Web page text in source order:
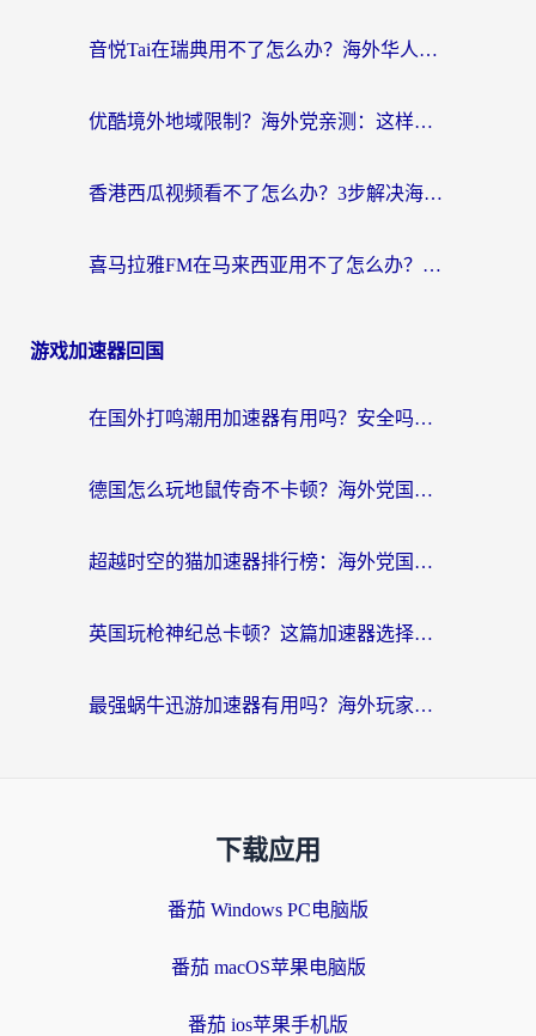
音悦Tai在瑞典用不了怎么办？海外华人追剧听歌的实用指南
优酷境外地域限制？海外党亲测：这样看国内剧再也不卡（附3个实用场景解决）
香港西瓜视频看不了怎么办？3步解决海外追剧难题，附靠谱加速器推荐
喜马拉雅FM在马来西亚用不了怎么办？海外华人亲测有效的回国加速指南
游戏加速器回国
在国外打鸣潮用加速器有用吗？安全吗？海外玩家国服游戏加速全指南
德国怎么玩地鼠传奇不卡顿？海外党国服游戏加速全攻略（含战双EVE实用指南）
超越时空的猫加速器排行榜：海外党国服游戏不卡顿的终极选择指南
英国玩枪神纪总卡顿？这篇加速器选择指南帮你告别延迟（附实测推荐）
最强蜗牛迅游加速器有用吗？海外玩家国服游戏加速避坑指南（附德国玩忍者必须死3流星蝴蝶剑解决办法）
下载应用
番茄 Windows PC电脑版
番茄 macOS苹果电脑版
番茄 ios苹果手机版